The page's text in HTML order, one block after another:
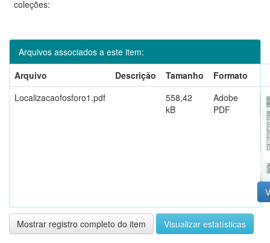
coleções:
Arquivos associados a este item:
Arquivo
Descrição Tamanho
Formato
Localizacaofosforo1.pdf
558,42
kB
Adobe
PDF
Mostrar registro completo do item Visualizar estatísticas